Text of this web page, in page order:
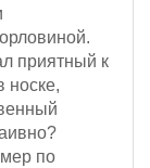
приятный к
носке,
по